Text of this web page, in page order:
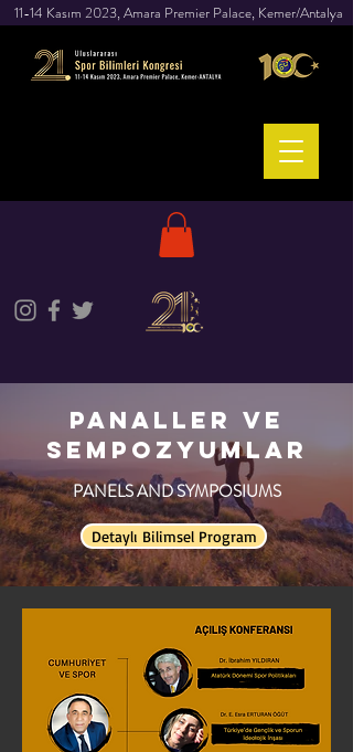
11-14 Kasım 2023, Amara Premier Palace, Kemer/Antalya
PANALLER VE
SEMPOZYUMLAR
PANELS AND SYMPOSIUMS
Detaylı Bilimsel Program